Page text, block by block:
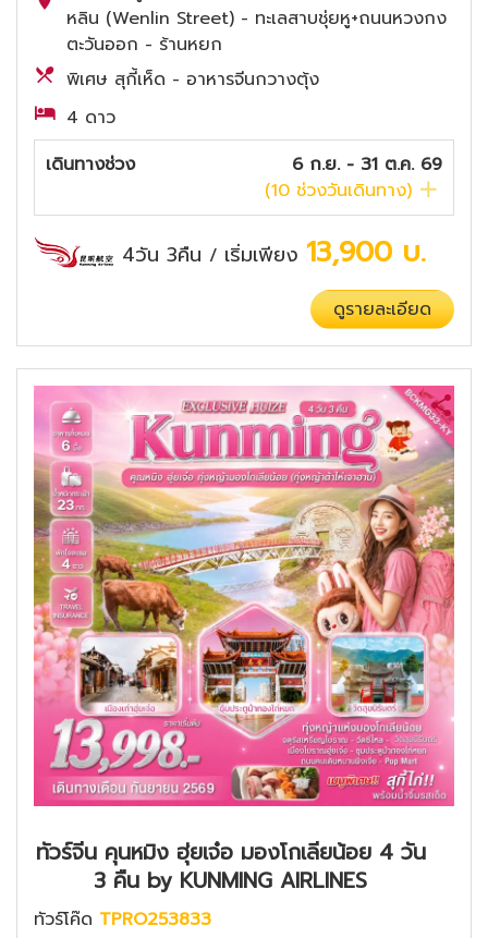
หลิน (Wenlin Street) - ทะเลสาบชุ่ยหู+ถนนหวงกง
ตะวันออก - ร้านหยก
พิเศษ สุกี้เห็ด - อาหารจีนกวางตุ้ง
4 ดาว
เดินทางช่วง
6 ก.ย. - 31 ต.ค. 69
(10 ช่วงวันเดินทาง)
4วัน 3คืน / เริ่มเพียง 13,900 บ.
ดูรายละเอียด
ทัวร์จีน คุนหมิง ฮุ่ยเจ๋อ มองโกเลียน้อย 4 วัน
3 คืน by KUNMING AIRLINES
ทัวร์โค๊ด TPRO253833